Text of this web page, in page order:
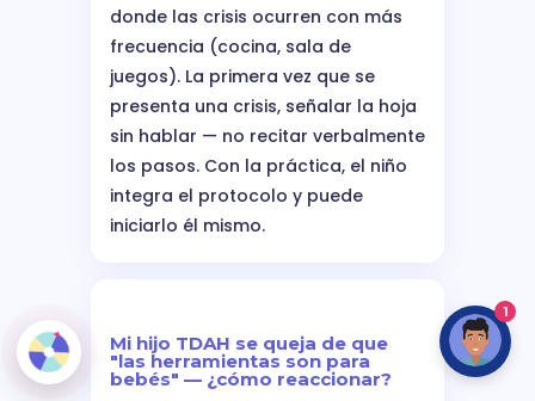
donde las crisis ocurren con más
frecuencia (cocina, sala de
juegos). La primera vez que se
presenta una crisis, señalar la hoja
sin hablar — no recitar verbalmente
los pasos. Con la práctica, el niño
integra el protocolo y puede
iniciarlo él mismo.
Mi hijo TDAH se queja de que
"las herramientas son para
bebés" — ¿cómo reaccionar?
1